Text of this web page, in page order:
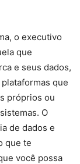
o executivo
que
e seus dados,
que
próprios ou
O
de dados e
que te
você possa